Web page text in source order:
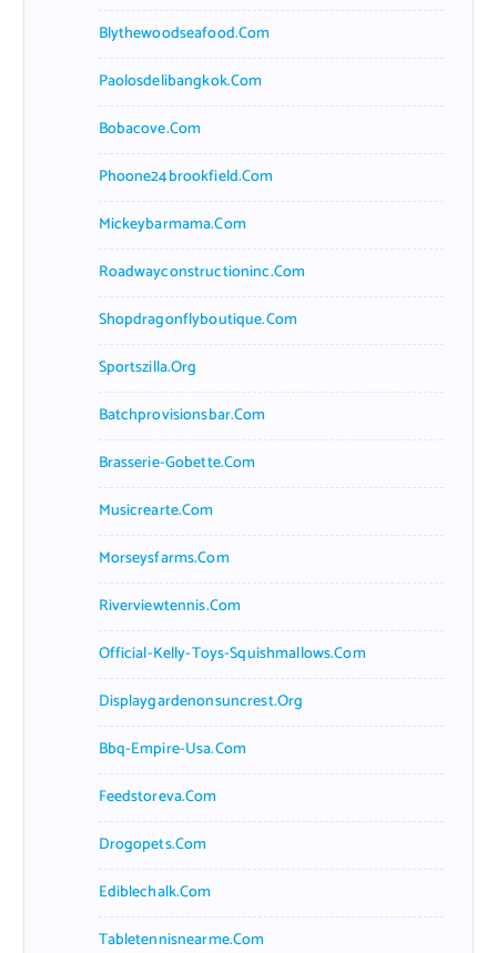
Blythewoodseafood.com
Paolosdelibangkok.com
Bobacove.com
Phoone24brookfield.com
Mickeybarmama.com
Roadwayconstructioninc.com
Shopdragonflyboutique.com
Sportszilla.org
Batchprovisionsbar.com
Brasserie-Gobette.com
Musicrearte.com
Morseysfarms.com
Riverviewtennis.com
Official-Kelly-Toys-Squishmallows.com
Displaygardenonsuncrest.org
Bbq-Empire-Usa.com
Feedstoreva.com
Drogopets.com
Ediblechalk.com
Tabletennisnearme.com